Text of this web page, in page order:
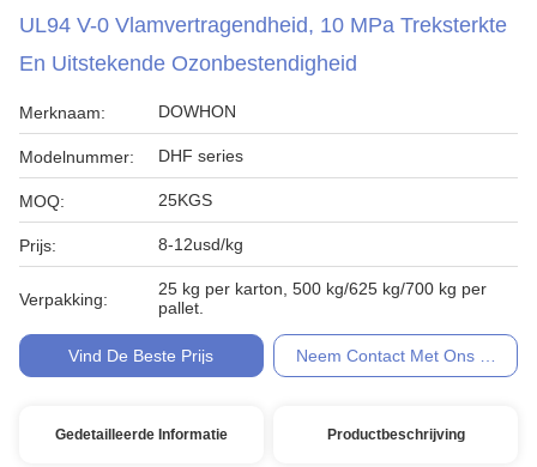
UL94 V-0 Vlamvertragendheid, 10 MPa Treksterkte
En Uitstekende Ozonbestendigheid
Merknaam: DOWHON
Modelnummer: DHF series
MOQ: 25KGS
Prijs: 8-12usd/kg
Verpakking:
25 kg per karton, 500 kg/625 kg/700 kg per
pallet.
Vind De Beste Prijs Neem Contact Met Ons Op
Gedetailleerde Informatie Productbeschrijving